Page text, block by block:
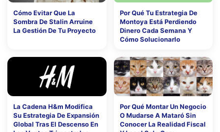
Cómo Evitar Que La
Sombra De Stalin Arruine
La Gestión De Tu Proyecto
Por Qué Tu Estrategia De
Montoya Está Perdiendo
Dinero Cada Semana Y
Cómo Solucionarlo
La Cadena H&m Modifica
Su Estrategia De Expansión
Global Tras El Descenso En
Por Qué Montar Un Negocio
O Mudarse A Mataró Sin
Conocer La Realidad Fiscal